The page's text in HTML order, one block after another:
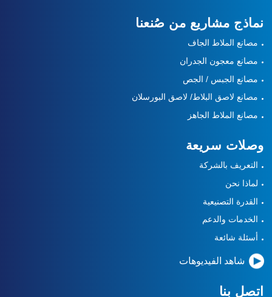
نماذج مشاريع من صُنعنا
مصانع الملاط الجاف
مصانع معجون الجدران
مصانع الجبس / الجص
مصانع لاصق البلاط/ لاصق البورسلان
مصانع الملاط الجاهز
وصلات سريعة
التعريف بالشركة
لماذا نحن
القدرة التصنيعية
الخدمات والدعم
أسئلة شائعة
شاهد الفيديوهات
اتصل بنا